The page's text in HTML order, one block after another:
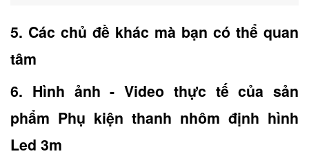
5. Các chủ đề khác mà bạn có thể quan
tâm
6. Hình ảnh - Video thực tế của sản
phẩm Phụ kiện thanh nhôm định hình
Led 3m